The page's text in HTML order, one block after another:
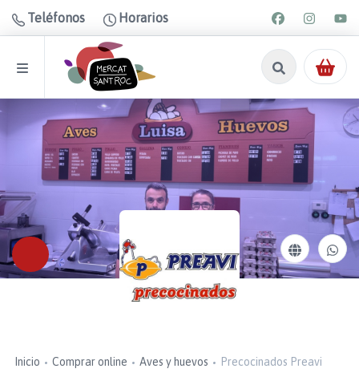
Teléfonos Horarios
Inicio Comprar online Aves y huevos Precocinados Preavi